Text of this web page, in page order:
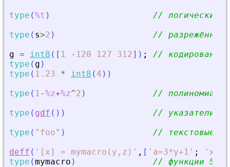
type (%t )
// логические
type ( s>2 )
// разрежённые
g = int8 ( [ 1 - 120 127 312 ] ) ;
//
type ( g )
type ( 1.23 * int8 ( 4 ) )
type ( 1 -%z+%z^2 )
//
type ( gdf ( ) )
// указатели
type ( " foo" )
// текстовые
deff ( ' [x] = mymacro(y,z) ' , [ ' a=3*y+1 ' ; '
type (mymacro )
// функции